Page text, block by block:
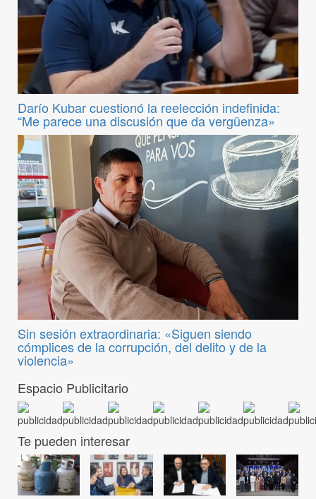
Darío Kubar cuestionó la reelección indefinida:
“Me parece una discusión que da vergüenza»
Sin sesión extraordinaria: «Siguen siendo
cómplices de la corrupción, del delito y de la
violencia»
Espacio Publicitario
Te pueden interesar